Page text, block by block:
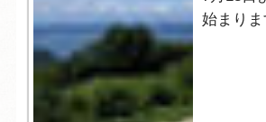
始まりま